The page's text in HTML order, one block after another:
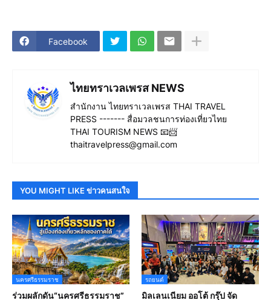
Facebook
ไทยทราเวลเพรส NEWS
สำนักงาน ไทยทราเวลเพรส THAI TRAVEL
PRESS ------- สื่อมวลชนการท่องเที่ยวไทย
THAI TOURISM NEWS 📧📨
thaitravelpress@gmail.com
YOU MIGHT LIKE ข่าวคนสนใจ
นครศรีธรรมราช
ร่วมผลักดัน“นครศรีธรรมราช”
รถยนต์
มิลเลนเนียม ออโต้ กรุ๊ป จัด